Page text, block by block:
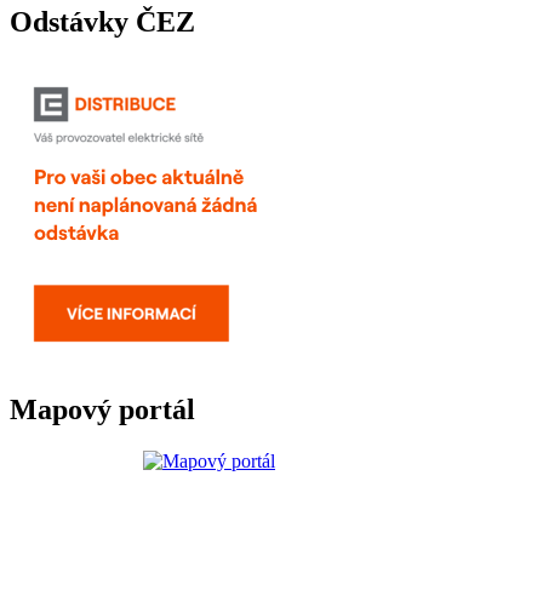
Odstávky ČEZ
Mapový portál